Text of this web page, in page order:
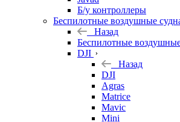
Б/у контроллеры
Беспилотные воздушные
Назад
Беспилотные
DJI
Назад
DJI
Agras
Matrice
Mavic
Mini